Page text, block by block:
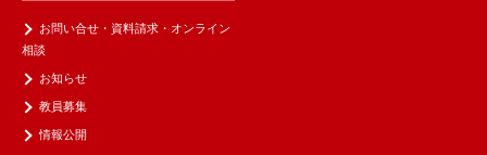
お問い合せ・資料請求・オンライン
相談
お知らせ
教員募集
情報公開